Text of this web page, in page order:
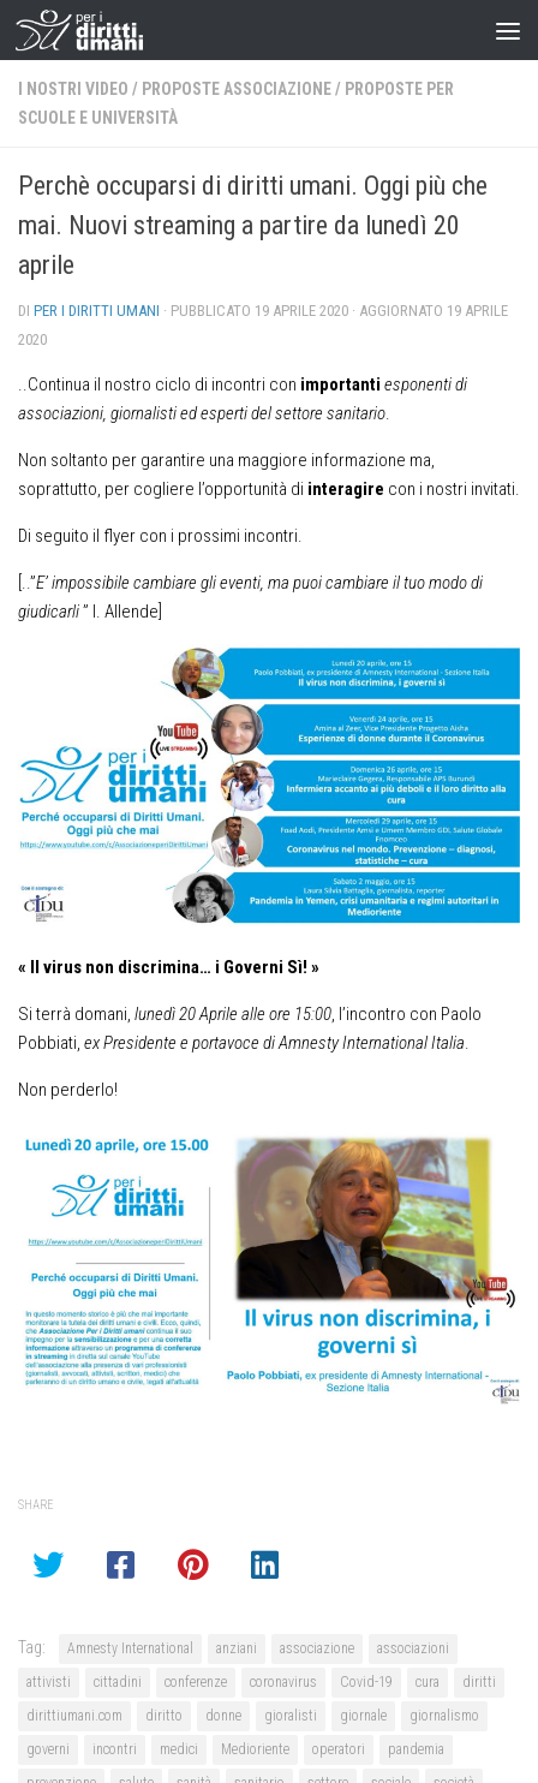
I NOSTRI VIDEO / PROPOSTE ASSOCIAZIONE/ PROPOSTE PER
SCUOLE E UNIVERSITÀ
Perchè occuparsi di diritti umani. Oggi più che
mai. Nuovi streaming a partire da lunedì 20
aprile
DI PER I DIRITTI UMANI · PUBBLICATO 19 APRILE 2020 · AGGIORNATO 19 APRILE
2020
..Continua il nostro ciclo di incontri con importanti esponenti di
associazioni, giornalisti ed esperti del settore sanitario.
Non soltanto per garantire una maggiore informazione ma,
soprattutto, per cogliere l’opportunità di interagire con i nostri invitati.
Di seguito il flyer con i prossimi incontri.
[..”E’ impossibile cambiare gli eventi, ma puoi cambiare il tuo modo di
giudicarli” I. Allende]
« Il virus non discrimina… i Governi Sì! »
Si terrà domani, lunedì 20 Aprile alle ore 15:00, l’incontro con Paolo
Pobbiati, ex Presidente e portavoce di Amnesty International Italia.
Non perderlo!
SHARE
Tag: Amnesty International anziani associazione
associazioni
attivisti
cittadini conferenze coronavirus Covid-19 cura
diritti
dirittiumani.com
diritto donne gioralisti giornale
giornalismo
governi
incontri medici Medioriente operatori
pandemia